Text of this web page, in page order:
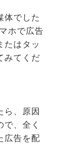
体でした
ホで広告
たはタッ
みてくだ
ら、原因
、全く
広告を配